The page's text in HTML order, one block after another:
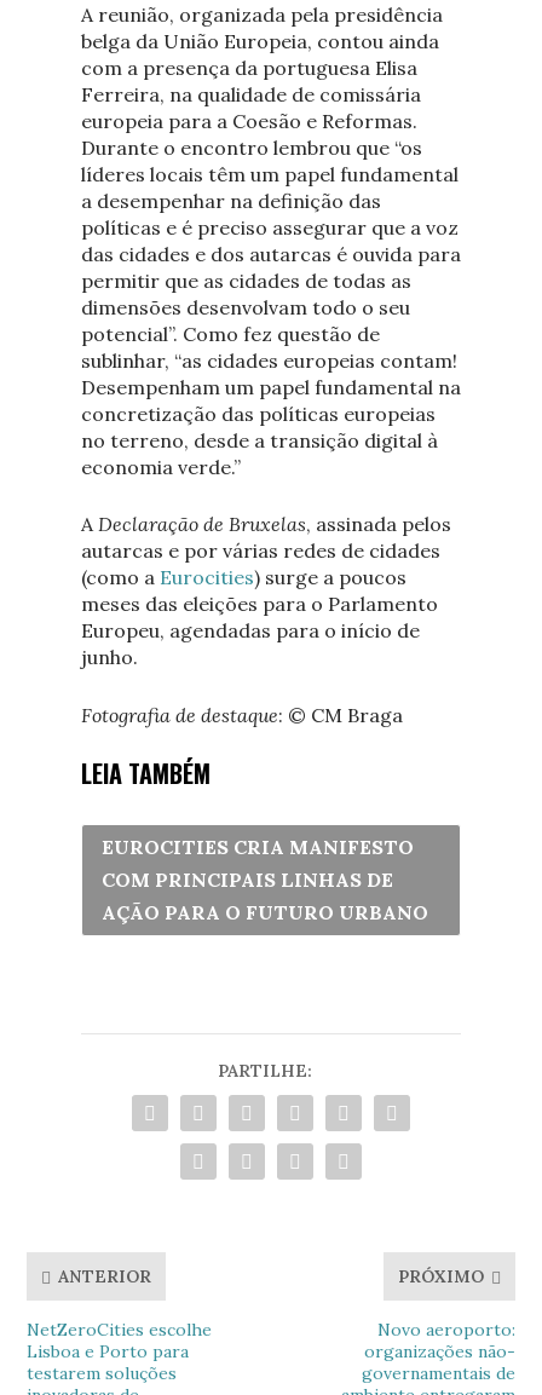
A reunião, organizada pela presidência
belga da União Europeia, contou ainda
com a presença da portuguesa Elisa
Ferreira, na qualidade de comissária
europeia para a Coesão e Reformas.
Durante o encontro lembrou que “os
líderes locais têm um papel fundamental
a desempenhar na definição das
políticas e é preciso assegurar que a voz
das cidades e dos autarcas é ouvida para
permitir que as cidades de todas as
dimensões desenvolvam todo o seu
potencial”. Como fez questão de
sublinhar, “as cidades europeias contam!
Desempenham um papel fundamental na
concretização das políticas europeias
no terreno, desde a transição digital à
economia verde.”
ADeclaração de Bruxelas, assinada pelos
autarcas e por várias redes de cidades
(como a Eurocities) surge a poucos
meses das eleições para o Parlamento
Europeu, agendadas para o início de
junho.
Fotografia de destaque: © CM Braga
LEIA TAMBÉM
EUROCITIES CRIA MANIFESTO
COM PRINCIPAIS LINHAS DE
AÇÃO PARA O FUTURO URBANO
PARTILHE:
ANTERIOR
NetZeroCities escolhe
Lisboa e Porto para
testarem soluções
PRÓXIMO
Novo aeroporto:
organizações não-
governamentais de